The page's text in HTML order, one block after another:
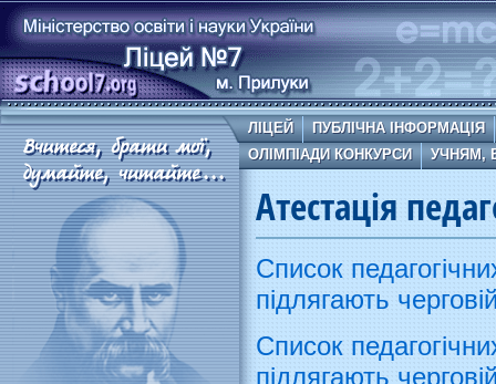
ЛІЦЕЙ
ПУБЛІЧНА ІНФОРМАЦІЯ
ОЛІМПІАДИ КОНКУРСИ
УЧНЯМ,
Атестація
Список
підлягають
Список
підлягають